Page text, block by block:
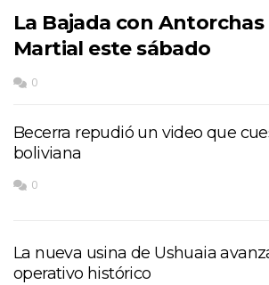
La Bajada con
Martial este sábado
0
Becerra repudió un video que
boliviana
0
La nueva usina de Ushuaia
operativo histórico